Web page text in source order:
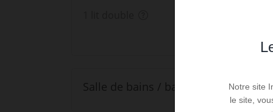
Salle de bains / baignoire
Notre site
le site,